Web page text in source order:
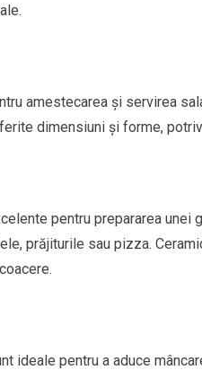
amestecarea și servirea
dimensiuni și forme,
pentru prepararea unei
prăjiturile sau pizza.
ideale pentru a aduce